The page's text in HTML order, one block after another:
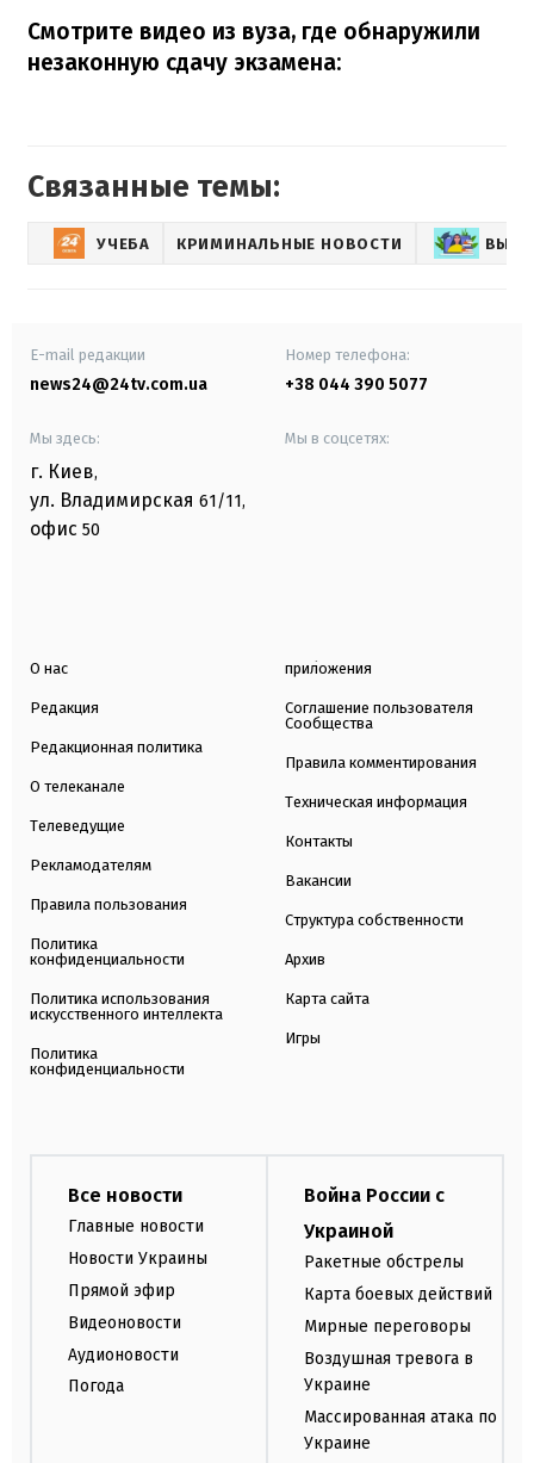
Смотрите видео из вуза, где обнаружили
незаконную сдачу экзамена:
Связанные темы:
УЧЕБА КРИМИНАЛЬНЫЕ НОВОСТИ
E-mail редакции
news24@24tv.com.ua
Номер телефона:
+38 044 390 5077
Мы здесь:
г. Киев,
ул. Владимирская 61/11,
офис 50
Мы в соцсетях:
О нас
Редакция
Редакционная политика
О телеканале
Телеведущие
Рекламодателям
Правила пользования
Политика
конфиденциальности
Политика использования
искусственного интеллекта
Политика
конфиденциальности
приложения
Соглашение пользователя
Сообщества
Правила комментирования
Техническая информация
Контакты
Вакансии
Структура собственности
Архив
Карта сайта
Игры
Все новости
Главные новости
Новости Украины
Прямой эфир
Видеоновости
Аудионовости
Погода
Война России с
Украиной
Ракетные обстрелы
Карта боевых действий
Мирные переговоры
Воздушная тревога в
Украине
Массированная атака по
Украине